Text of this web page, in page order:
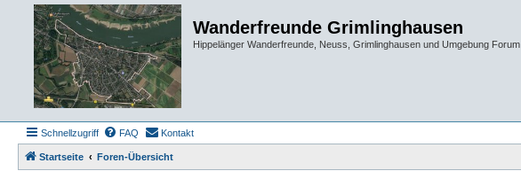
Wanderfreunde Grimlinghausen
Hippelänger Wanderfreunde, Neuss, Grimlinghausen und Umgebung Forum
Schnellzugriff FAQ Kontakt
Startseite
Foren-Übersicht